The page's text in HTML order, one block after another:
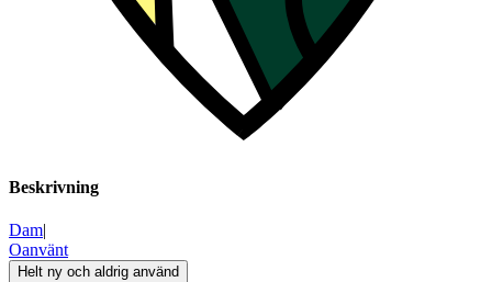
Beskrivning
Dam|
Oanvänt
Helt ny och aldrig använd